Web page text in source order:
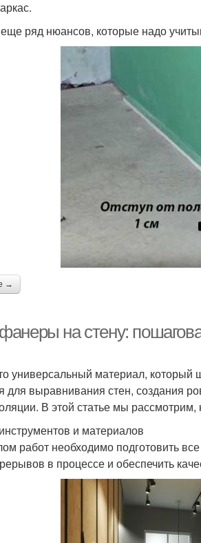
ряд нюансов, которые надо
→
на стену:
универсальный материал, который
для выравнивания стен, создания
В этой статье мы
и материалов
работ необходимо подготовить
в процессе и обеспечить